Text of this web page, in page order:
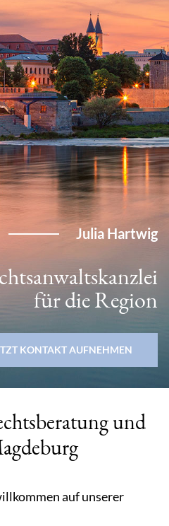
Julia Hartwig
für die Region
KONTAKT AUFNEHMEN
und
auf unserer